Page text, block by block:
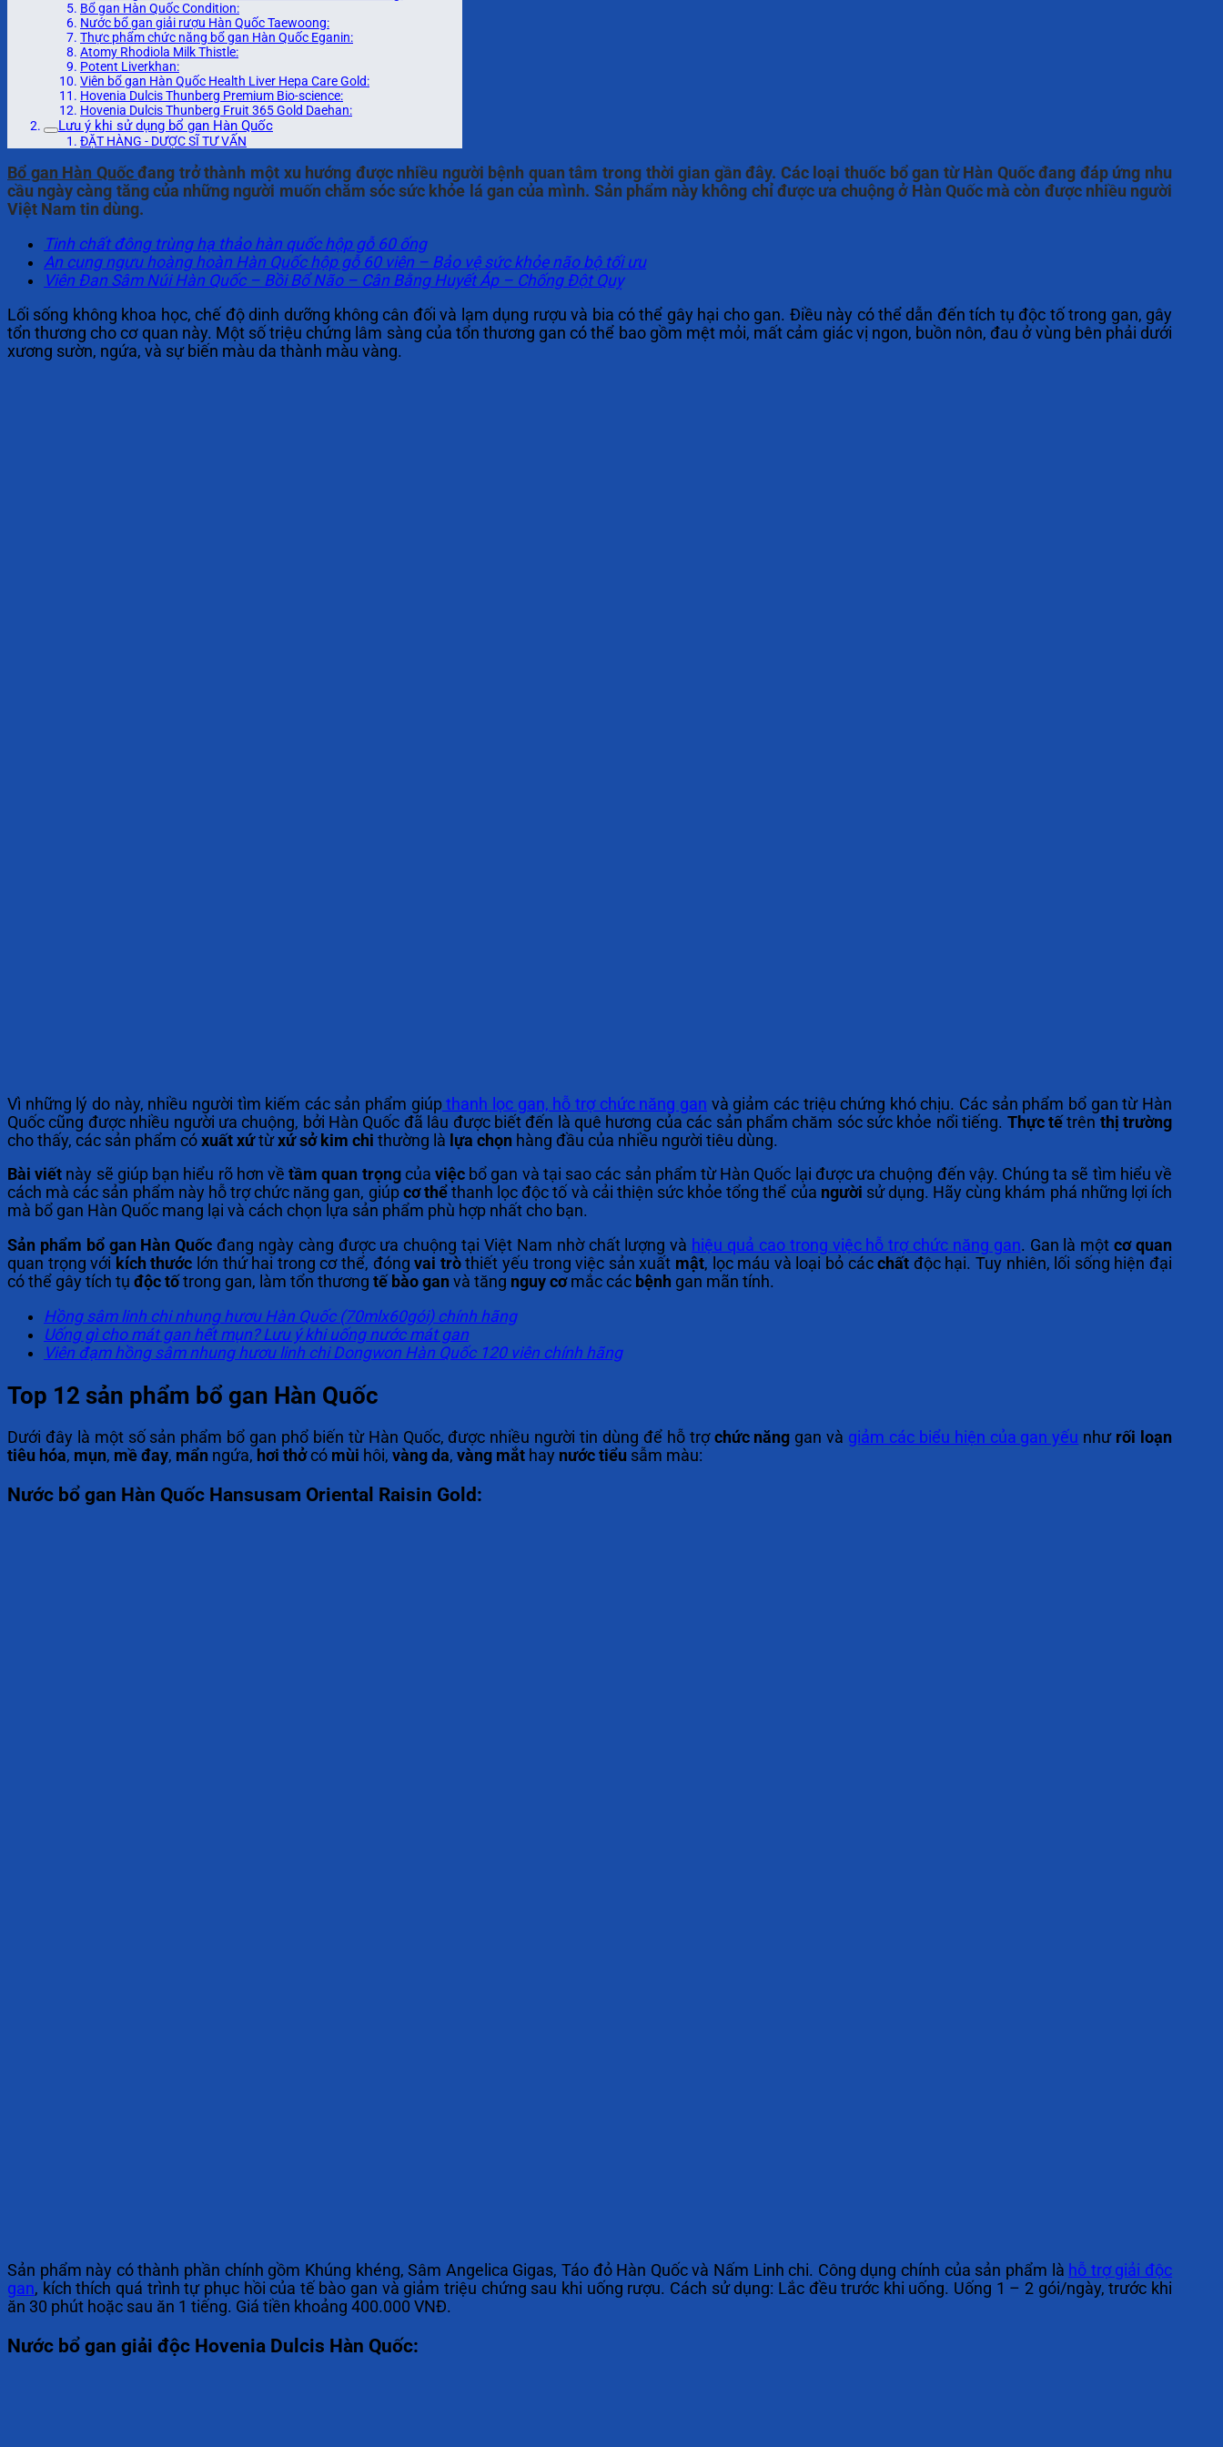
Bổ gan Hàn Quốc Condition:
Nước bổ gan giải rượu Hàn Quốc Taewoong:
Thực phẩm chức năng bổ gan Hàn Quốc Eganin:
Atomy Rhodiola Milk Thistle:
Potent Liverkhan:
Viên bổ gan Hàn Quốc Health Liver Hepa Care Gold:
Hovenia Dulcis Thunberg Premium Bio-science:
Hovenia Dulcis Thunberg Fruit 365 Gold Daehan:
Lưu ý khi sử dụng bổ gan Hàn Quốc
ĐẶT HÀNG - DƯỢC SĨ TƯ VẤN
Bổ gan Hàn Quốcđang trở thành một xu hướng được nhiều người bệnh quan tâm trong thời gian gần đây. Các loại thuốc bổ gan từ Hàn Quốc đang đáp ứng nhu
cầu ngày càng tăng của những người muốn chăm sóc sức khỏe lá gan của mình. Sản phẩm này không chỉ được ưa chuộng ở Hàn Quốc mà còn được nhiều người
Việt Nam tin dùng.
Tinh chất đông trùng hạ thảo hàn quốc hộp gỗ 60 ống
An cung ngưu hoàng hoàn Hàn Quốc hộp gỗ 60 viên – Bảo vệ sức khỏe não bộ tối ưu
Viên Đan Sâm Núi Hàn Quốc – Bồi Bổ Não – Cân Bằng Huyết Áp – Chống Đột Quỵ
Lối sống không khoa học, chế độ dinh dưỡng không cân đối và lạm dụng rượu và bia có thể gây hại cho gan. Điều này có thể dẫn đến tích tụ độc tố trong gan, gây
tổn thương cho cơ quan này. Một số triệu chứng lâm sàng của tổn thương gan có thể bao gồm mệt mỏi, mất cảm giác vị ngon, buồn nôn, đau ở vùng bên phải dưới
xương sườn, ngứa, và sự biến màu da thành màu vàng.
Vì những lý do này, nhiều người tìm kiếm các sản phẩm giúpthanh lọc gan, hỗ trợ chức năng gan và giảm các triệu chứng khó chịu. Các sản phẩm bổ gan từ Hàn
Quốc cũng được nhiều người ưa chuộng, bởi Hàn Quốc đã lâu được biết đến là quê hương của các sản phẩm chăm sóc sức khỏe nổi tiếng. Thực tếtrên thị trường
cho thấy, các sản phẩm có xuất xứtừxứ sở kim chi thường là lựa chọn hàng đầu của nhiều người tiêu dùng.
Bài viết này sẽ giúp bạn hiểu rõ hơn vềtầm quan trọngcủaviệc bổ gan và tại sao các sản phẩm từ Hàn Quốc lại được ưa chuộng đến vậy. Chúng ta sẽ tìm hiểu về
cách mà các sản phẩm này hỗ trợ chức năng gan, giúp cơ thểthanh lọc độc tố và cải thiện sức khỏe tổng thể của người sử dụng. Hãy cùng khám phá những lợi ích
mà bổ gan Hàn Quốc mang lại và cách chọn lựa sản phẩm phù hợp nhất cho bạn.
Sản phẩm bổ gan Hàn Quốc đang ngày càng được ưa chuộng tại Việt Nam nhờ chất lượng và hiệu quả cao trong việc hỗ trợ chức năng gan. Gan là mộtcơ quan
quan trọng với kích thước lớn thứ hai trong cơ thể, đóngvai tròthiết yếu trong việc sản xuất mật, lọc máu và loại bỏ cácchất độc hại. Tuy nhiên, lối sống hiện đại
có thể gây tích tụ độc tố trong gan, làm tổn thương tế bào gan và tăng nguy cơmắc các bệnh gan mãn tính.
Hồng sâm linh chi nhung hươu Hàn Quốc (70mlx60gói) chính hãng
Uống gì cho mát gan hết mụn? Lưu ý khi uống nước mát gan
Viên đạm hồng sâm nhung hươu linh chi Dongwon Hàn Quốc 120 viên chính hãng
Top 12 sản phẩm bổ gan Hàn Quốc
Dưới đây là một số sản phẩm bổ gan phổ biến từ Hàn Quốc, được nhiều người tin dùng để hỗ trợ chức năng gan và giảm các biểu hiện của gan yếu như rối loạn
tiêu hóa, mụn, mề đay, mẩn ngứa, hơi thởcó mùi hôi, vàng da, vàng mắt hay nước tiểu sẫm màu:
Nước bổ gan Hàn Quốc Hansusam Oriental Raisin Gold:
Sản phẩm này có thành phần chính gồm Khúng khéng, Sâm Angelica Gigas, Táo đỏ Hàn Quốc và Nấm Linh chi. Công dụng chính của sản phẩm là hỗ trợ giải độc
gan, kích thích quá trình tự phục hồi của tế bào gan và giảm triệu chứng sau khi uống rượu. Cách sử dụng: Lắc đều trước khi uống. Uống 1 – 2 gói/ngày, trước khi
ăn 30 phút hoặc sau ăn 1 tiếng. Giá tiền khoảng 400.000 VNĐ.
Nước bổ gan giải độc Hovenia Dulcis Hàn Quốc: